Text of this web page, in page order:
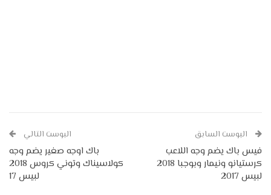
البوست السابق
فيس باك يضم وجه اللاعب
كرستيانو ونيمار وبوجبا 2018
لبيس 2017
البوست التالي
باك اوجه صغير يضم وجه
كولاسيناك وتوني كروس 2018
لبيس 17